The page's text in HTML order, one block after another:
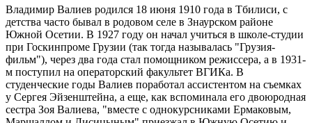
Владимир Валиев родился 18 июня 1910 года в Тбилиси, с
детства часто бывал в родовом селе в Знаурском районе
Южной Осетии. В 1927 году он начал учиться в школе-студии
при Госкинпроме Грузии (так тогда называлась "Грузия-
фильм"), через два года стал помощником режиссера, а в 1931-
м поступил на операторский факультет ВГИКа. В
студенческие годы Валиев поработал ассистентом на съемках
у Сергея Эйзенштейна, а еще, как вспоминала его двоюродная
сестра Зоя Валиева, "вместе с однокурсниками Ермаковым,